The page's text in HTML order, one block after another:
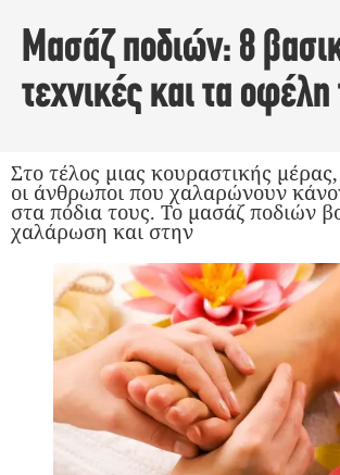
Μασάζ ποδιών: 8
τεχνικές και τα οφέλη
Στο τέλος μιας κουραστικής μέρας,
οι άνθρωποι που χαλαρώνουν
στα πόδια τους. Το μασάζ ποδιών
χαλάρωση και στην